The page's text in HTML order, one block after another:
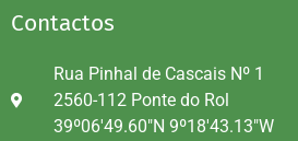
Contactos
Rua Pinhal de Cascais Nº 1
2560-112 Ponte do Rol
39º06'49.60"N 9º18'43.13"W